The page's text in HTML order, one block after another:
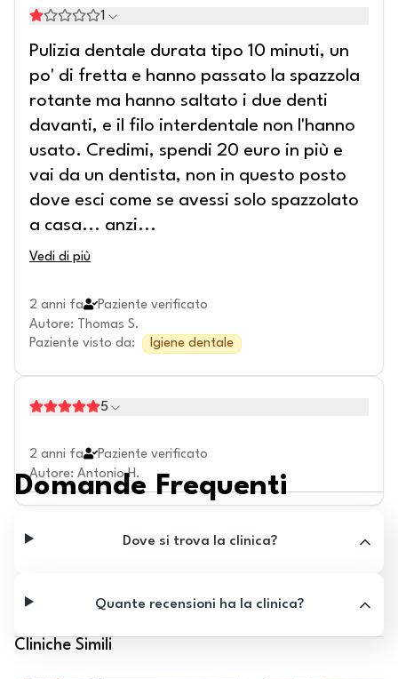
1
Pulizia dentale durata tipo 10 minuti, un
po' di fretta e hanno passato la spazzola
rotante ma hanno saltato i due denti
davanti, e il filo interdentale non l'hanno
usato. Credimi, spendi 20 euro in più e
vai da un dentista, non in questo posto
dove esci come se avessi solo spazzolato
a casa... anzi ...
Vedi di più
2 anni fa
Paziente verificato
Autore: Thomas S.
Paziente visto da: Igiene dentale
5
2 anni fa
Paziente verificato
Autore: Antonio H.
Domande Frequenti
Dove si trova la clinica?
Quante recensioni ha la clinica?
Cliniche Simili